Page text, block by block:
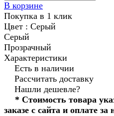
В корзине
Покупка в 1 клик
Цвет : Серый
Серый
Прозрачный
Характеристики
Есть в наличии
Рассчитать доставку
Нашли дешевле?
* Стоимость товара
заказе с сайта и оплате